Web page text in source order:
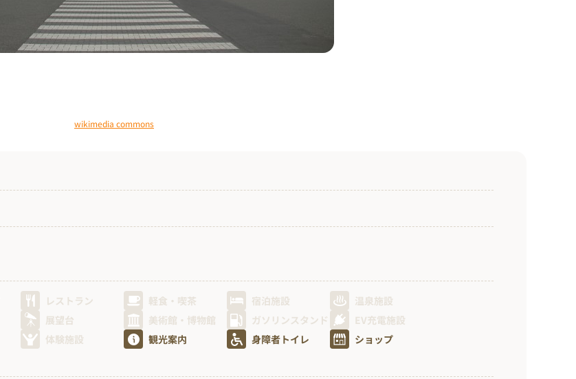
wikimedia commons
レストラン 軽食・喫茶 宿泊施設
温泉施設
展望台 美術館・博物館 ガソリンスタンド
EV充電施設
体験施設 観光案内 身障者トイレ
ショップ